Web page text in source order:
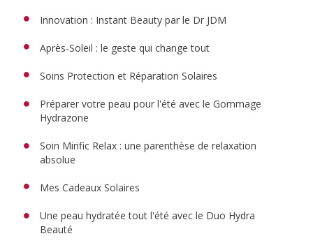
Innovation : Instant Beauty par le Dr JDM
Après-Soleil : le geste qui change tout
Soins Protection et Réparation Solaires
Préparer votre peau pour l'été avec le Gommage
Hydrazone
Soin Mirific Relax : une parenthèse de relaxation
absolue
Mes Cadeaux Solaires
Une peau hydratée tout l'été avec le Duo Hydra
Beauté